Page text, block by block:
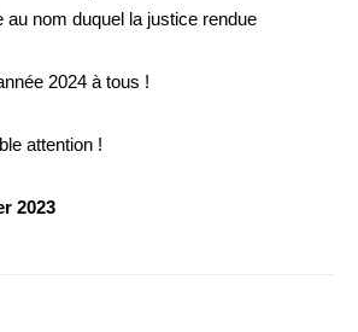
au nom duquel la justice rendue
2024 à tous !
attention !
2023